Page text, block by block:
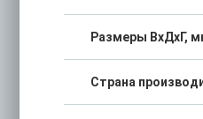
Размеры ВхДхГ,
Страна